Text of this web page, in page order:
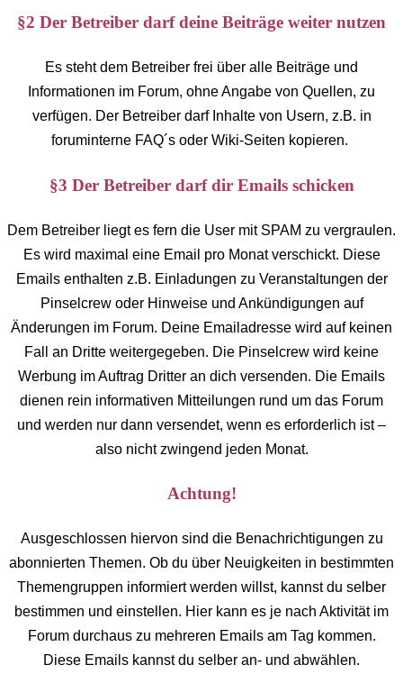
§2 Der Betreiber darf deine Beiträge weiter nutzen
Es steht dem Betreiber frei über alle Beiträge und
Informationen im Forum, ohne Angabe von Quellen, zu
verfügen. Der Betreiber darf Inhalte von Usern, z.B. in
foruminterne FAQ´s oder Wiki-Seiten kopieren.
§3 Der Betreiber darf dir Emails schicken
Dem Betreiber liegt es fern die User mit SPAM zu vergraulen.
Es wird maximal eine Email pro Monat verschickt. Diese
Emails enthalten z.B. Einladungen zu Veranstaltungen der
Pinselcrew oder Hinweise und Ankündigungen auf
Änderungen im Forum. Deine Emailadresse wird auf keinen
Fall an Dritte weitergegeben. Die Pinselcrew wird keine
Werbung im Auftrag Dritter an dich versenden. Die Emails
dienen rein informativen Mitteilungen rund um das Forum
und werden nur dann versendet, wenn es erforderlich ist –
also nicht zwingend jeden Monat.
Achtung!
Ausgeschlossen hiervon sind die Benachrichtigungen zu
abonnierten Themen. Ob du über Neuigkeiten in bestimmten
Themengruppen informiert werden willst, kannst du selber
bestimmen und einstellen. Hier kann es je nach Aktivität im
Forum durchaus zu mehreren Emails am Tag kommen.
Diese Emails kannst du selber an- und abwählen.